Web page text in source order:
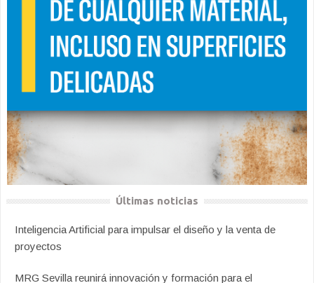
Últimas noticias
Inteligencia Artificial para impulsar el diseño y la venta de
proyectos
MRG Sevilla reunirá innovación y formación para el